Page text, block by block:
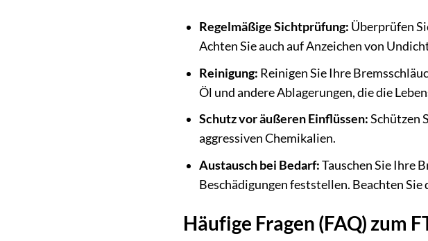
Regelmäßige Sichtprüfung: Überprüfen
Achten Sie auch auf Anzeichen von
Reinigung: Reinigen Sie Ihre
Öl und andere Ablagerungen, die die
Schutz vor äußeren Einflüssen:Schützen
aggressiven Chemikalien.
Austausch bei Bedarf:Tauschen Sie Ihre
Beschädigungen feststellen. Beachten
Häufige Fragen (FAQ) zum